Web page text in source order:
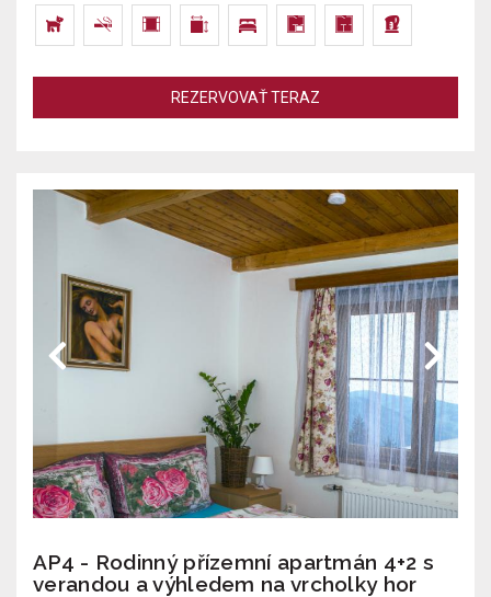
REZERVOVAŤ TERAZ
AP4 - Rodinný přízemní apartmán 4+2 s
verandou a výhledem na vrcholky hor